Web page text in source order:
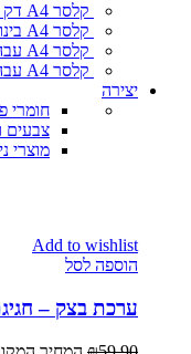
קלסר A4 דק (תיק טבעות)
קלסר A4 בינוני (גב 5)
קלסר A4 עבה (גב 8)
קלסר A4 עבה (גב 8)
יצירה
חומרי
צבעים
מוצרי
Add to wishlist
הוספה לסל
ערכת בצק –